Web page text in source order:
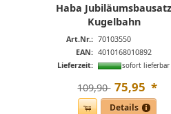
Haba
Kugelbahn
Art.Nr.: 70103550
EAN: 4010168010892
Lieferzeit:
sofort lieferbar
109,90  75,95 *
Details